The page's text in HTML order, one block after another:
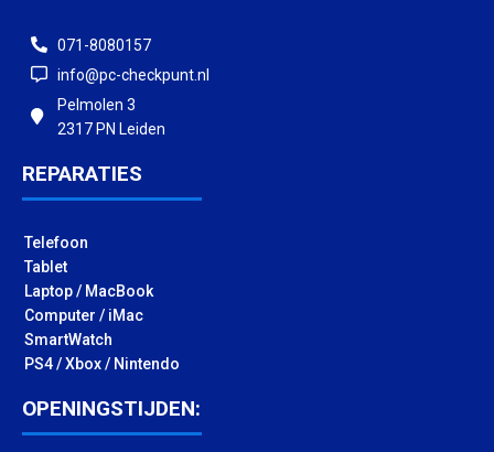
071-8080157
info@pc-checkpunt.nl
Pelmolen 3
2317 PN Leiden
REPARATIES
Telefoon
Tablet
Laptop / MacBook
Computer / iMac
SmartWatch
PS4 / Xbox / Nintendo
OPENINGSTIJDEN: